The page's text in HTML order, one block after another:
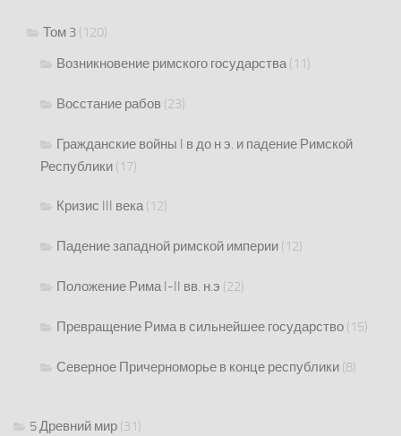
Том 3 (120)
Возникновение римского государства(11)
Восстание рабов (23)
Гражданские войны I в до н э. и падение Римской
Республики (17)
Кризис III века(12)
Падение западной римской империи (12)
Положение Рима I-II вв. н.э (22)
Превращение Рима в сильнейшее государство (15)
Северное Причерноморье в конце республики (8)
5 Древний мир (31)